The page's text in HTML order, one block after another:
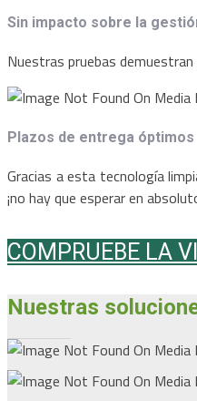
Sin impacto sobre la
Nuestras pruebas
Plazos de entrega óptimos
Gracias a esta tecnología
¡no hay que esperar en
COMPRUEBE LA
Nuestras